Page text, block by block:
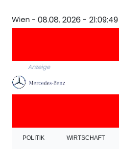
Wien - 08.08. 2026 - 21:09:49
Anzeige
POLITIK WIRTSCHAFT